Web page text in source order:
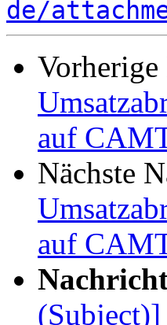
de/
auf
Nächste
auf
(Subject)]